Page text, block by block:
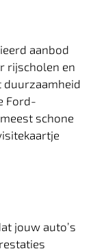
aanbod
rijscholen en
duurzaamheid
Ford-
schone
jouw auto’s